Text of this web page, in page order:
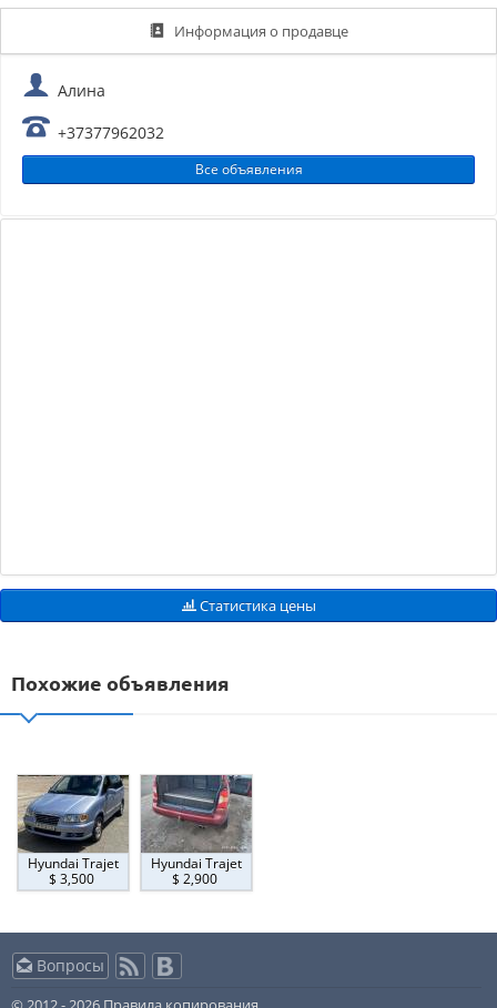
Информация о продавце
Алина
+37377962032
Все объявления
Статистика цены
Похожие объявления
Hyundai Trajet
$ 3,500
Hyundai Trajet
$ 2,900
Вопросы